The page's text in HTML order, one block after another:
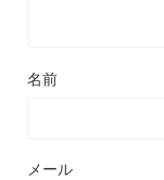
名前
メール